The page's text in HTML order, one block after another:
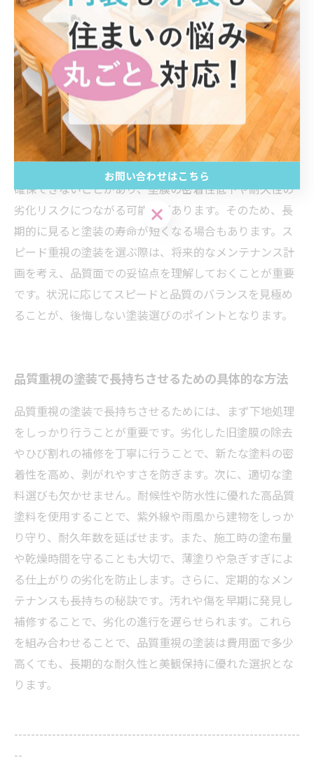
スピード重視の塗装が適しているケースとは？
スピード重視の塗装は、工期を短縮しコストを抑えたい
場合に適しています。たとえば、急ぎのリフォームや外
装の一部補修など、早期に仕上げる必要があるケースで
す。短期間で完了するため、仕事や生活のスケジュール
に影響を与えにくいメリットがあります。しかし、施工
時間が限られるため下地処理や塗料の乾燥時間を十分に
確保できないことがあり、塗膜の密着性低下や耐久性の
劣化リスクにつながる可能性があります。そのため、長
期的に見ると塗装の寿命が短くなる場合もあります。ス
ピード重視の塗装を選ぶ際は、将来的なメンテナンス計
画を考え、品質面での妥協点を理解しておくことが重要
です。状況に応じてスピードと品質のバランスを見極め
ることが、後悔しない塗装選びのポイントとなります。
品質重視の塗装で長持ちさせるための具体的な方法
品質重視の塗装で長持ちさせるためには、まず下地処理
をしっかり行うことが重要です。劣化した旧塗膜の除去
やひび割れの補修を丁寧に行うことで、新たな塗料の密
着性を高め、剥がれやすさを防ぎます。次に、適切な塗
料選びも欠かせません。耐候性や防水性に優れた高品質
塗料を使用することで、紫外線や雨風から建物をしっか
り守り、耐久年数を延ばせます。また、施工時の塗布量
や乾燥時間を守ることも大切で、薄塗りや急ぎすぎによ
る仕上がりの劣化を防止します。さらに、定期的なメン
テナンスも長持ちの秘訣です。汚れや傷を早期に発見し
補修することで、劣化の進行を遅らせられます。これら
を組み合わせることで、品質重視の塗装は費用面で多少
高くても、長期的な耐久性と美観保持に優れた選択とな
ります。
--------------------------------------------------------------------
--
お問い合わせはこちら
お問い合わせはこちら